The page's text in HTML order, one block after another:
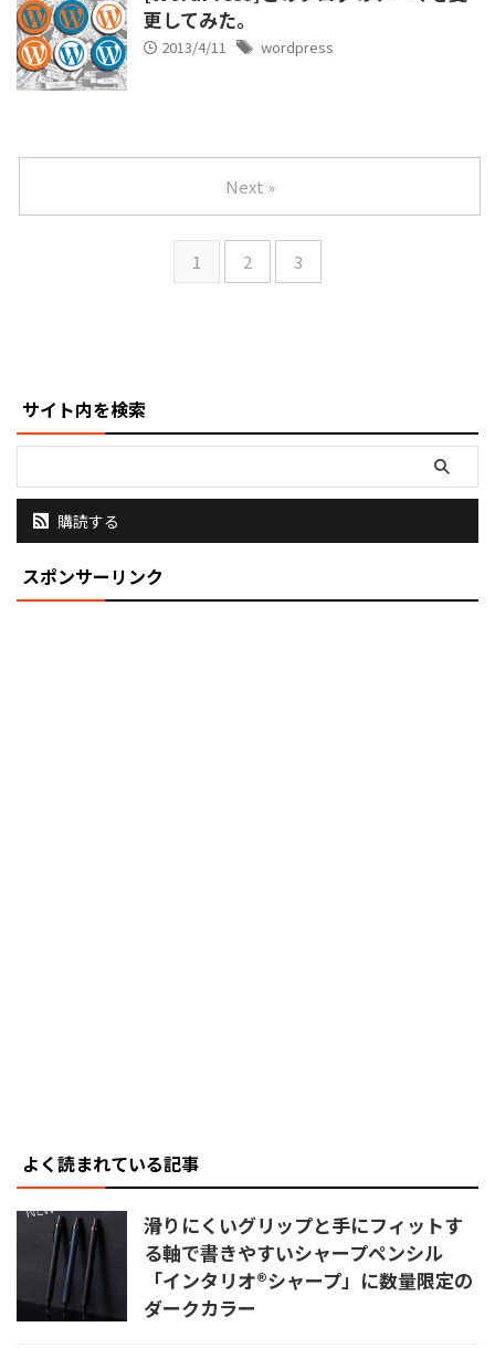
更してみた。
2013/4/11 wordpress
1 2 3
Next »
サイト内を検索
購読する
スポンサーリンク
よく読まれている記事
滑りにくいグリップと手にフィットす
る軸で書きやすいシャープペンシル
「インタリオ®シャープ」に数量限定の
ダークカラー